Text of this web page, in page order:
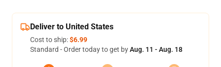
Deliver to United States
Cost to ship:$6.99
Standard - Order today to get byAug. 11 - Aug. 18